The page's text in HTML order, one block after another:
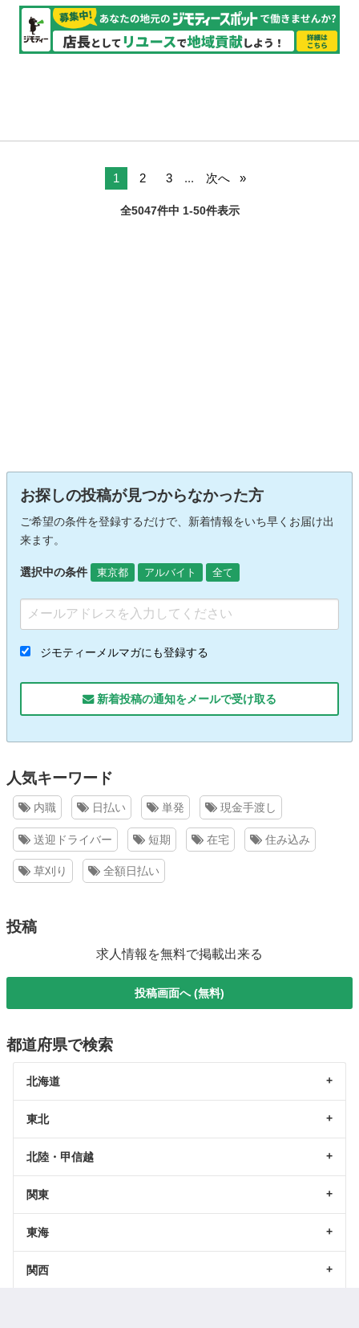
1 2 3 ... 次へ
全5047件中 1-50件表示
お探しの投稿が見つからなかった方
ご希望の条件を登録するだけで、新着情報をいち早くお届け出
来ます。
選択中の条件 東京都 アルバイト 全て
ジモティーメルマガにも登録する
新着投稿の通知をメールで受け取る
人気キーワード
内職 日払い 単発 現金手渡し
送迎ドライバー 短期 在宅 住み込み
草刈り 全額日払い
投稿
求人情報を無料で掲載出来る
投稿画面へ (無料)
都道府県で検索
北海道
東北
北陸・甲信越
関東
東海
関西